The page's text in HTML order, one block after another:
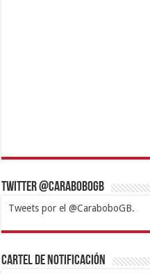
Twitter @CaraboboGB
Tweets por el @CaraboboGB.
1xbetBetturkeyBetistKralbet
https://mvbcasino.com/
Cartel de Notificación